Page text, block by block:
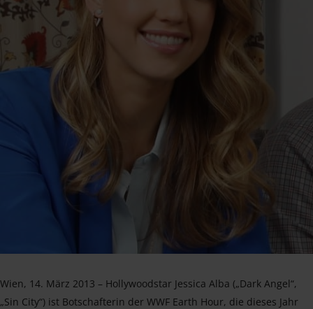
Wien, 14. März 2013 – Hollywoodstar Jessica Alba („Dark Angel“,
„Sin City“) ist Botschafterin der WWF Earth Hour, die dieses Jahr